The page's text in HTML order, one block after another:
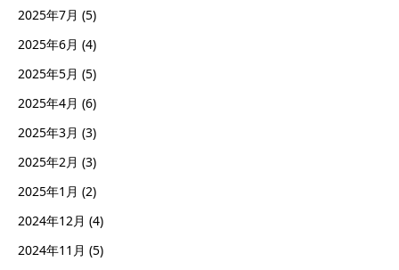
2025年7月 (5)
2025年6月 (4)
2025年5月 (5)
2025年4月 (6)
2025年3月 (3)
2025年2月 (3)
2025年1月 (2)
2024年12月 (4)
2024年11月 (5)